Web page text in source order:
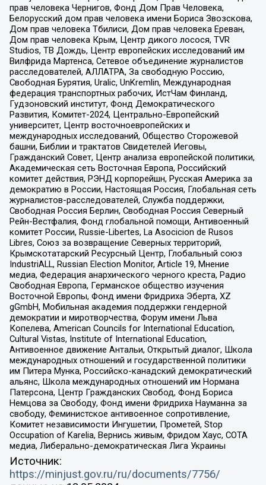
прав человека Чернигов, Фонд Дом Прав Человека,
Белорусский дом прав человека имени Бориса Звозскова,
Дом прав человека Тбилиси, Дом прав человека Ереван,
Дом прав человека Крым, Центр дикого лосося, TVR
Studios, ТВ Дождь, Центр европейских исследований им
Вилфрида Мартенса, Сетевое объединение журналистов
расследователей, АЛЛАТРА, За свободную Россию,
Свободная Бурятия, Uralic, UnKremlin, Международная
федерация транспортных рабочих, ИстЧам Финланд,
Гудзоновский институт, Фонд Демократического
Развития, Комитет-2024, Центрально-Европейский
университет, Центр восточноевропейских и
международных исследований, Общество Сторожевой
башни, Библии и трактатов Свидетелей Иеговы,
Гражданский Совет, Центр анализа европейской политики,
Академическая сеть Восточная Европа, Российский
комитет действия, РЭНД корпорейшн, Русская Америка за
демократию в России, Настоящая Россия, Глобальная сеть
журналистов-расследователей, Служба поддержки,
Свободная Россия Берлин, Свободная Россия Северный
Рейн-Вестфалия, Фонд глобальной помощи, Антивоенный
комитет России, Russie-Libertes, La Asocicion de Rusos
Libres, Союз за возвращение Северных территорий,
Крымскотатарский Ресурсный Центр, Глобальный союз
IndustriALL, Russian Election Monitor, Article 19, Мнение
медиа, Федерация анархического черного креста, Радио
Свободная Европа, Германское общество изучения
Восточной Европы, Фонд имени Фридриха Эберта, XZ
gGmbH, Мобильная академия поддержки гендерной
демократии и миротворчества, Форум имени Льва
Копелева, American Councils for International Education,
Cultural Vistas, Institute of International Education,
Антивоенное движение Антальи, Открытый диалог, Школа
международных отношений и государственной политики
им Питера Мунка, Российско-канадский демократический
альянс, Школа международных отношений им Нормана
Патерсона, Центр Гражданских Свобод, Фонд Бориса
Немцова за Свободу, Фонд имени Фридриха Науманна за
свободу, Феминистское антивоенное сопротивление,
Комитет независимости Ингушетии, Прометей, Stop
Occupation of Karelia, Вернись живым, Фридом Хаус, СОТА
медиа, Либерально-демократическая Лига Украины
Источник:
https://minjust.gov.ru/ru/documents/7756/